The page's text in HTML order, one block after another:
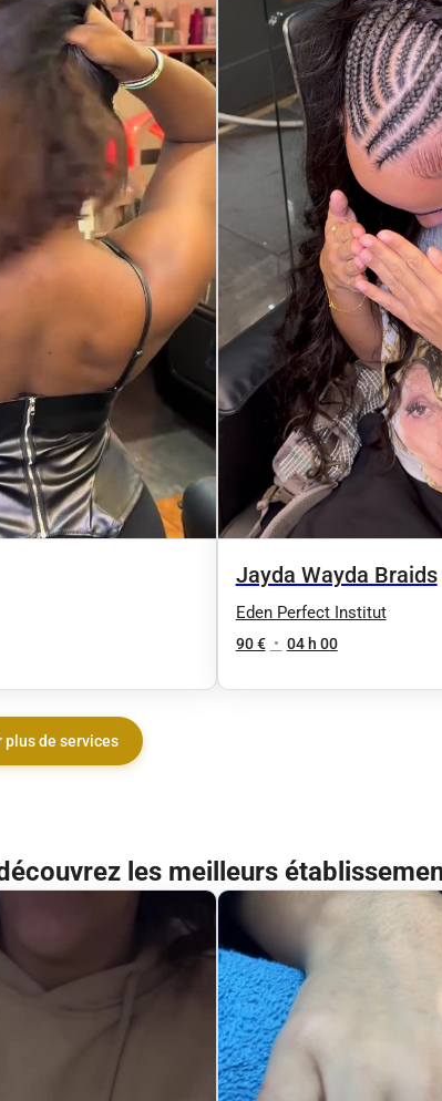
Jayda Wayda Braids
Eden Perfect Institut
90 € • 04 h 00
plus de services
les meilleurs